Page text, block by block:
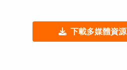
下載多媒體資源